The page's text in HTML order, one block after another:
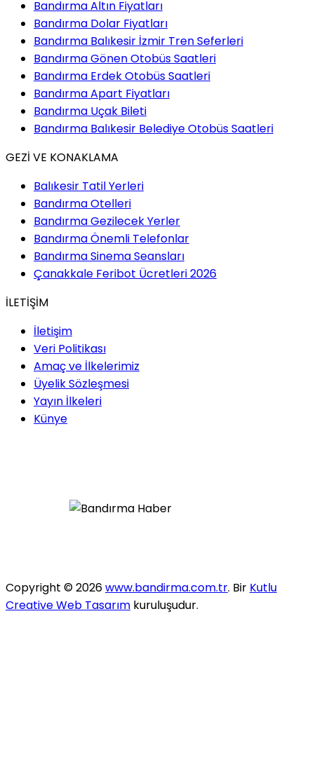
Bandırma Altın Fiyatları
Bandırma Dolar Fiyatları
Bandırma Balıkesir İzmir Tren Seferleri
Bandırma Gönen Otobüs Saatleri
Bandırma Erdek Otobüs Saatleri
Bandırma Apart Fiyatları
Bandırma Uçak Bileti
Bandırma Balıkesir Belediye Otobüs Saatleri
GEZİ VE KONAKLAMA
Balıkesir Tatil Yerleri
Bandırma Otelleri
Bandırma Gezilecek Yerler
Bandırma Önemli Telefonlar
Bandırma Sinema Seansları
Çanakkale Feribot Ücretleri 2026
İLETİŞİM
İletişim
Veri Politikası
Amaç ve İlkelerimiz
Üyelik Sözleşmesi
Yayın İlkeleri
Künye
Copyright © 2026www.bandirma.com.tr. Bir Kutlu
Creative Web Tasarım kuruluşudur.